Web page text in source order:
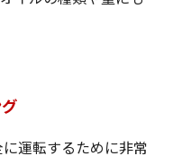
運転するために非常